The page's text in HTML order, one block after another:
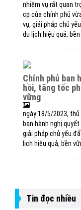
nhiệm vụ rất quan
cp của chính phủ
vụ, giải pháp chủ
du lịch hiệu quả, bền
chính phủ ban hành nghị quyết đẩy nhanh phục
hồi, tăng tốc
vững
ngày 18/5/2023,
ban hành nghị
giải pháp chủ yếu
lịch hiệu quả, bền
Tin đọc nhiều